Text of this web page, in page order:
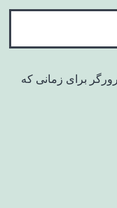
برای زمانی که